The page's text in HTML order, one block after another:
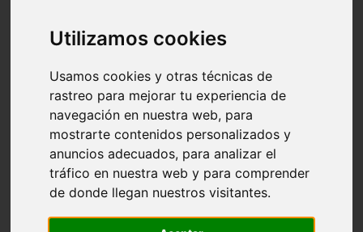
Utilizamos cookies
Usamos cookies y otras técnicas de
rastreo para mejorar tu experiencia de
navegación en nuestra web, para
mostrarte contenidos personalizados y
anuncios adecuados, para analizar el
tráfico en nuestra web y para comprender
de donde llegan nuestros visitantes.
Valencia - chiva
Murcia - calasparra
Valencia - sagunt
Asturias - ribadesella
Castellón - benicàssim
Alicante - el-campello
Cádiz - rota
Madrid - las-rozas-de-madrid
Ciudad-real - ciudad-real
Madrid - tres-cantos
Las-palmas - yaiza